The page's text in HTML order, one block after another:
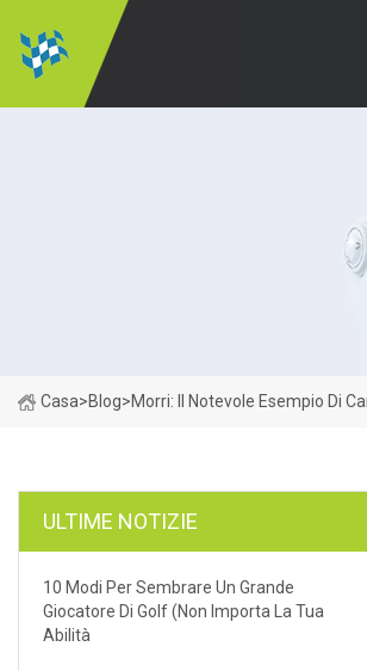
Casa>Blog>Morri: Il Notevole Esempio Di
ULTIME NOTIZIE
10 Modi Per Sembrare Un Grande
Giocatore Di Golf (non Importa La Tua
Abilità